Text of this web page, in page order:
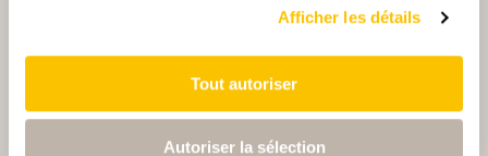
Afficher les détails
Tout autoriser
Autoriser la sélection